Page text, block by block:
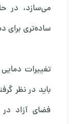
می‌سازد، در
ساده‌تری برای
تغییرات
باید در نظر
فضای آزاد در